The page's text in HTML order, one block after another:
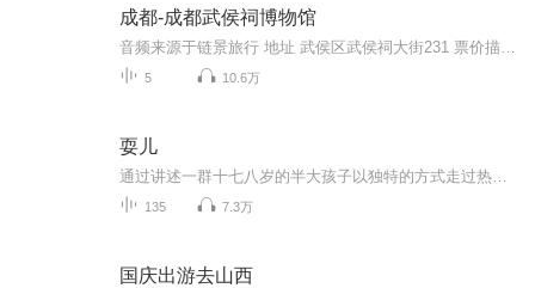
成都-成都武侯祠博物馆
5 10.6万
耍儿
135 7.3万
国庆出游去山西